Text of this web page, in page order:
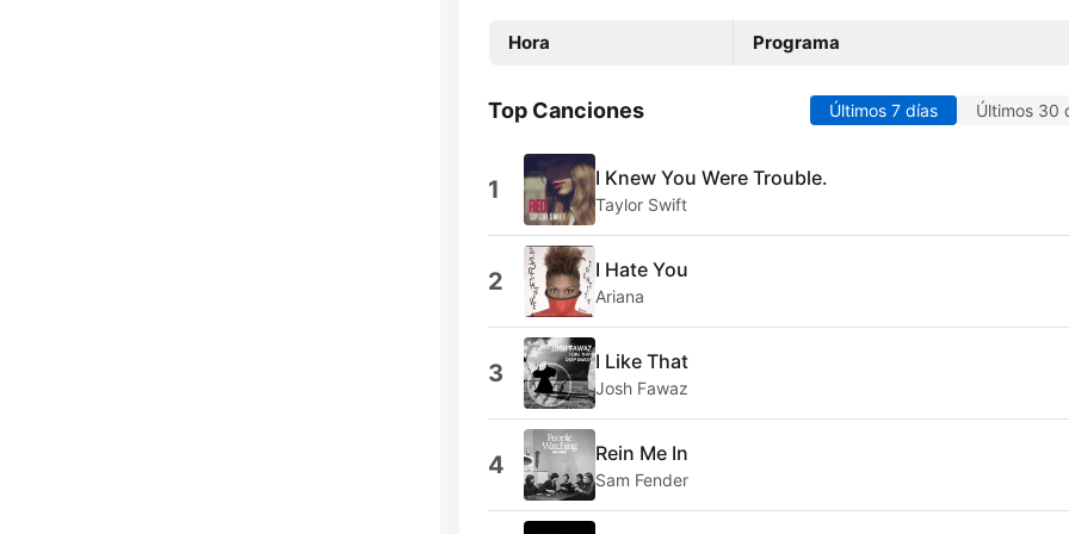
Hora Programa
Top Canciones Últimos 7 días Últimos 30
1 I Knew You Were Trouble.
Taylor Swift
2 I Hate You
Ariana
3 I Like That
Josh Fawaz
4 Rein Me In
Sam Fender